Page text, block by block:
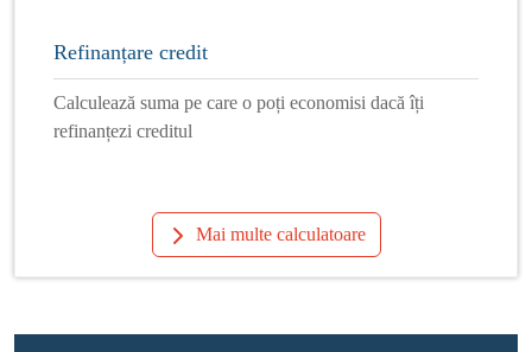
Refinanțare credit
Calculează suma pe care o poți economisi dacă îți
refinanțezi creditul
Mai multe calculatoare